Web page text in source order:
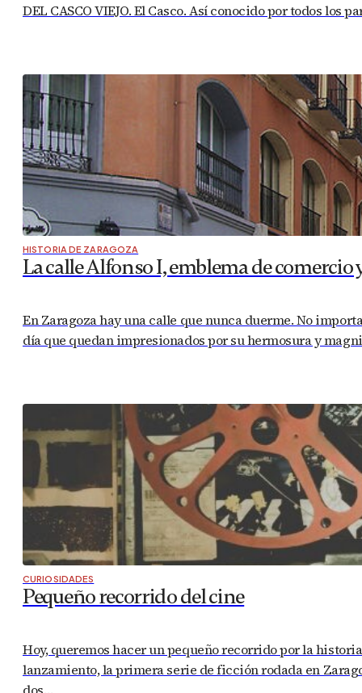
DEL CASCO VIEJO. El Casco. Así conocido por todos
HISTORIA DE ZARAGOZA
La calle Alfonso I, emblema de comercio
En Zaragoza hay una calle que nunca duerme. No
día que quedan impresionados por su hermosura y
CURIOSIDADES
Pequeño recorrido del cine
Hoy, queremos hacer un pequeño recorrido por la
lanzamiento, la primera serie de ficción rodada en
dos…